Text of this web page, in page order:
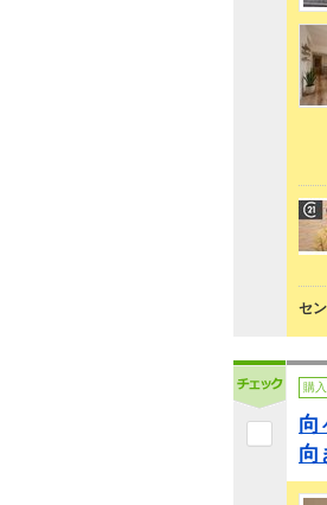
セ
購
向
向